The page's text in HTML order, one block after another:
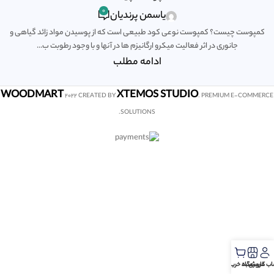
یاسمن پرندیان 0
کمپوست چیست؟ کمپوست نوعی کود طبیعی است که از پوسیدن مواد زائد گیاهی و
جانوری در اثر فعالیت میکرو ارگانیزم ها در آنها و با وجود رطوبت ب...
ادامه مطلب
WOODMART2022 CREATED BYXTEMOS STUDIO. PREMIUM E-COMMERCE
SOLUTIONS.
کاربری
فروشگاهسبد خرید